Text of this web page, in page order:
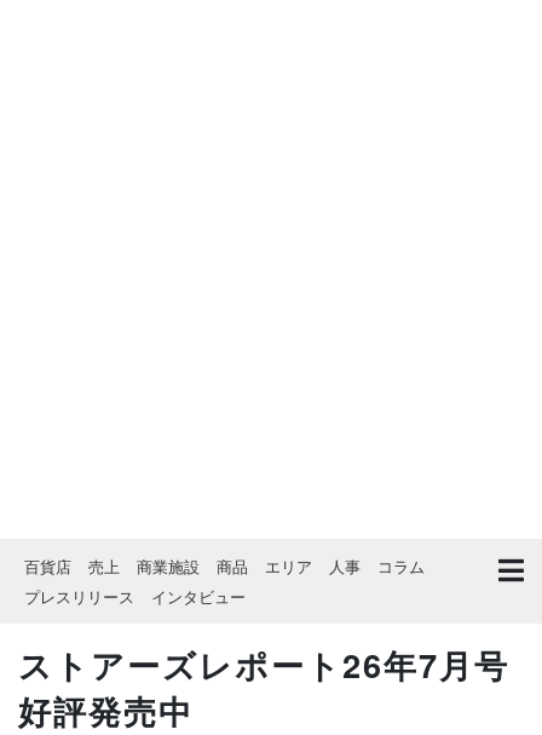
百貨店 売上 商業施設 商品 エリア 人事
コラム
プレスリリース
インタビュー
ストアーズレポート26年7月号
好評発売中